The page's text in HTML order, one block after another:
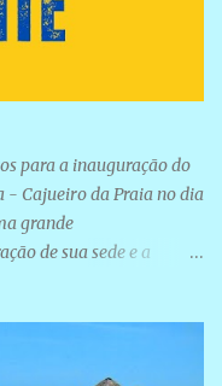
para a inauguração do
Cajueiro da Praia no dia
grande
de sua sede e a